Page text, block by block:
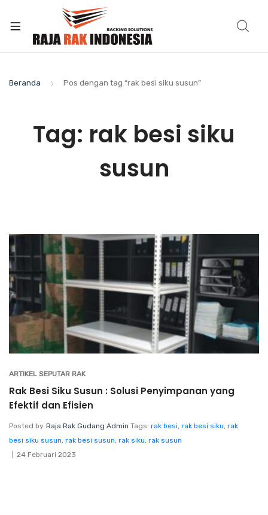
Beranda Pos dengan tag “rak besi siku susun”
Tag: rak besi siku
susun
ARTIKEL SEPUTAR RAK
Rak Besi Siku Susun : Solusi Penyimpanan yang
Efektif dan Efisien
Posted by Raja Rak Gudang Admin Tags: rak besi, rak besi siku, rak
besi siku susun, rak besi susun, rak siku, rak susun
24 Februari 2023